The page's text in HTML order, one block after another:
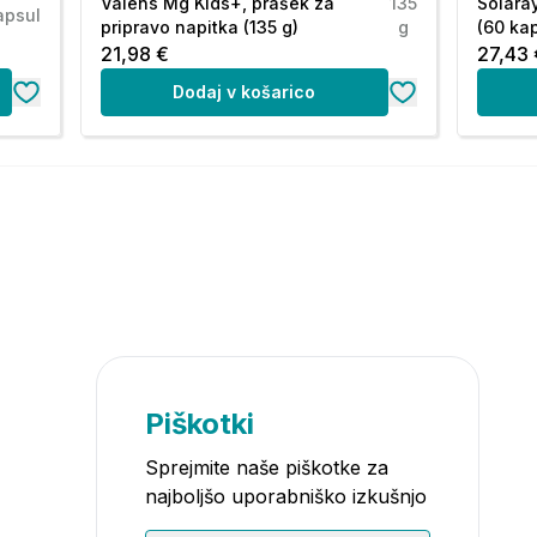
pripravo napitka (135 g)
g
21,98 €
Dodaj v košarico
(60
27,43
Piškotki
Sprejmite naše piškotke za
najboljšo uporabniško izkušnjo